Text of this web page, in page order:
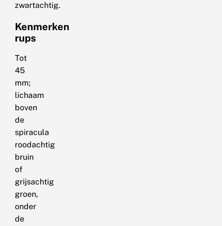
zwartachtig.
Kenmerken
rups
Tot
45
mm;
lichaam
boven
de
spiracula
roodachtig
bruin
of
grijsachtig
groen,
onder
de